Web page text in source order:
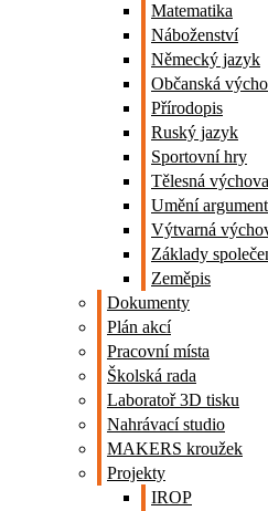
Matematika
Náboženství
Německý jazyk
Občanská
Přírodopis
Ruský jazyk
Sportovní hry
Tělesná výchova
Umění
Výtvarná
Základy
Zeměpis
Dokumenty
Plán akcí
Pracovní místa
Školská rada
Laboratoř 3D tisku
Nahrávací studio
MAKERS kroužek
Projekty
IROP